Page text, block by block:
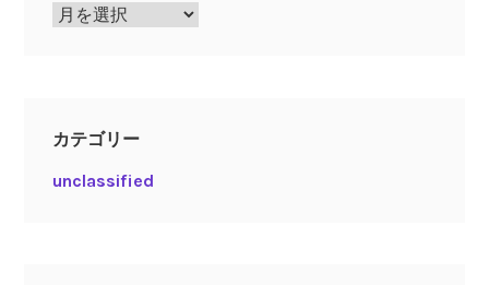
ア
カテゴリー
unclassified